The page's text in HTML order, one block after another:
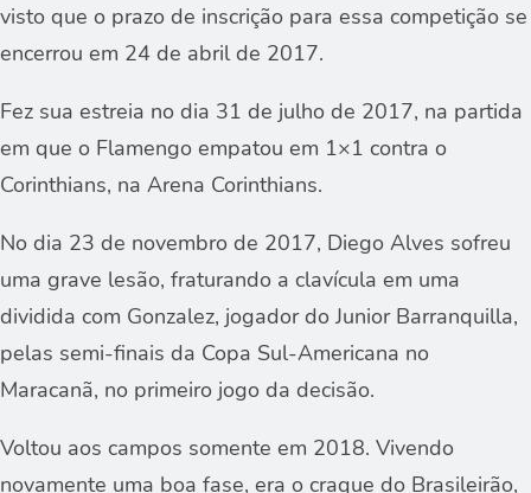
visto que o prazo de inscrição para essa competição se
encerrou em 24 de abril de 2017.
Fez sua estreia no dia 31 de julho de 2017, na partida
em que o Flamengo empatou em 1×1 contra o
Corinthians, na Arena Corinthians.
No dia 23 de novembro de 2017, Diego Alves sofreu
uma grave lesão, fraturando a clavícula em uma
dividida com Gonzalez, jogador do Junior Barranquilla,
pelas semi-finais da Copa Sul-Americana no
Maracanã, no primeiro jogo da decisão.
Voltou aos campos somente em 2018. Vivendo
novamente uma boa fase, era o craque do Brasileirão,